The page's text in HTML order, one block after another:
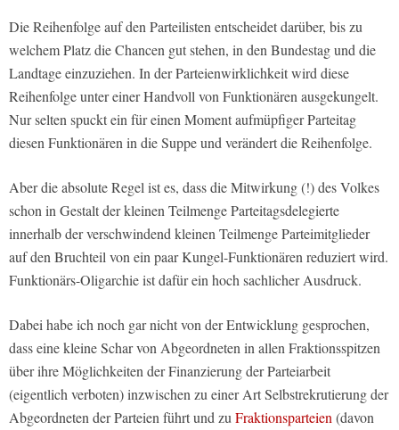
Die Reihenfolge auf den Parteilisten entscheidet darüber, bis zu
welchem Platz die Chancen gut stehen, in den Bundestag und die
Landtage einzuziehen. In der Parteienwirklichkeit wird diese
Reihenfolge unter einer Handvoll von Funktionären ausgekungelt.
Nur selten spuckt ein für einen Moment aufmüpfiger Parteitag
diesen Funktionären in die Suppe und verändert die Reihenfolge.
Aber die absolute Regel ist es, dass die Mitwirkung (!) des Volkes
schon in Gestalt der kleinen Teilmenge Parteitagsdelegierte
innerhalb der verschwindend kleinen Teilmenge Parteimitglieder
auf den Bruchteil von ein paar Kungel-Funktionären reduziert wird.
Funktionärs-Oligarchie ist dafür ein hoch sachlicher Ausdruck.
Dabei habe ich noch gar nicht von der Entwicklung gesprochen,
dass eine kleine Schar von Abgeordneten in allen Fraktionsspitzen
über ihre Möglichkeiten der Finanzierung der Parteiarbeit
(eigentlich verboten) inzwischen zu einer Art Selbstrekrutierung der
Abgeordneten der Parteien führt und zu Fraktionsparteien (davon